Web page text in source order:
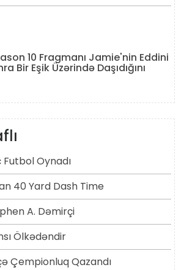
10 Fragmanı Jamie'nin Eddini
Bir Eşik Üzərində Daşıdığını
Futbol Oynadı
40 Yard Dash Time
A. Dəmirçi
Ölkədəndir
Çempionluq Qazandı